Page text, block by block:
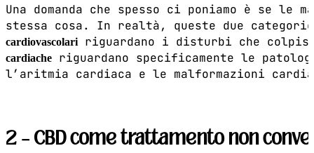
Una domanda che spesso ci poniamo è se
stessa cosa. In realtà, queste due
cardiovascolaririguardano i disturbi che
cardiache
riguardano specificamente le
l’aritmia cardiaca e le malformazioni
2 – CBD come trattamento non